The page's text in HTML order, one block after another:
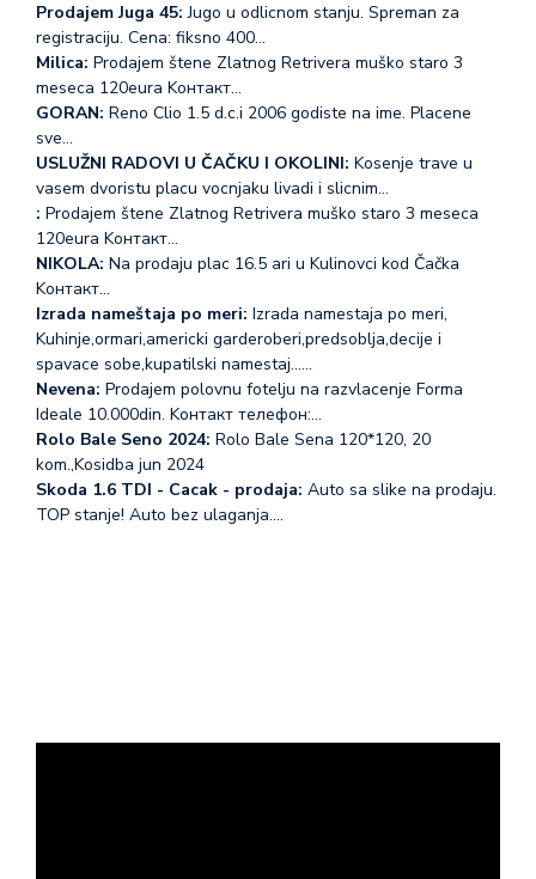
Prodajem Juga 45: Jugo u odlicnom stanju. Spreman za
registraciju. Cena: fiksno 400…
Milica: Prodajem štene Zlatnog Retrivera muško staro 3
meseca 120eura Koнтакт…
GORAN: Reno Clio 1.5 d.c.i 2006 godiste na ime. Placene
sve…
USLUŽNI RADOVI U ČAČKU I OKOLINI: Kosenje trave u
vasem dvoristu placu vocnjaku livadi i slicnim…
: Prodajem štene Zlatnog Retrivera muško staro 3 meseca
120eura Koнтакт…
NIKOLA: Na prodaju plac 16.5 ari u Kulinovci kod Čačka
Koнтакт…
Izrada nameštaja po meri: Izrada namestaja po meri,
Kuhinje,ormari,americki garderoberi,predsoblja,decije i
spavace sobe,kupatilski namestaj...…
Nevena: Prodajem polovnu fotelju na razvlacenje Forma
Ideale 10.000din. Koнтакт телефон:…
Rolo Bale Seno 2024: Rolo Bale Sena 120*120, 20
kom.,Kosidba jun 2024
Skoda 1.6 TDI - Cacak - prodaja: Auto sa slike na prodaju.
TOP stanje! Auto bez ulaganja.…